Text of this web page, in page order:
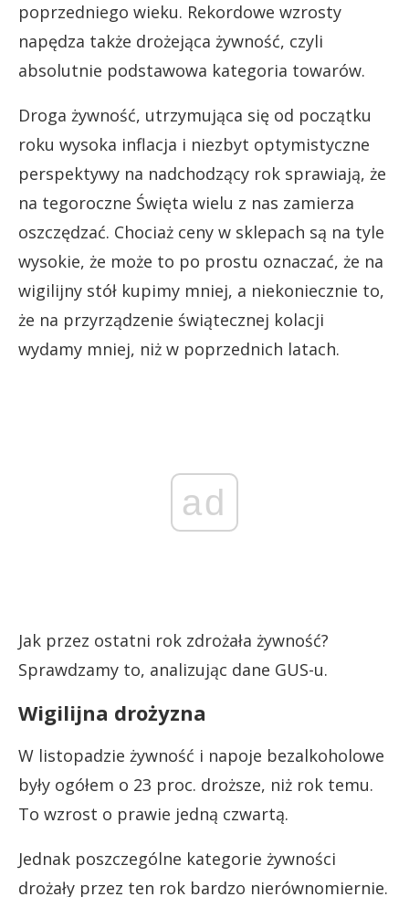
poprzedniego wieku. Rekordowe wzrosty
napędza także drożejąca żywność, czyli
absolutnie podstawowa kategoria towarów.
Droga żywność, utrzymująca się od początku
roku wysoka inflacja i niezbyt optymistyczne
perspektywy na nadchodzący rok sprawiają, że
na tegoroczne Święta wielu z nas zamierza
oszczędzać. Chociaż ceny w sklepach są na tyle
wysokie, że może to po prostu oznaczać, że na
wigilijny stół kupimy mniej, a niekoniecznie to,
że na przyrządzenie świątecznej kolacji
wydamy mniej, niż w poprzednich latach.
ad
Jak przez ostatni rok zdrożała żywność?
Sprawdzamy to, analizując dane GUS-u.
Wigilijna drożyzna
W listopadzie żywność i napoje bezalkoholowe
były ogółem o 23 proc. droższe, niż rok temu.
To wzrost o prawie jedną czwartą.
Jednak poszczególne kategorie żywności
drożały przez ten rok bardzo nierównomiernie.